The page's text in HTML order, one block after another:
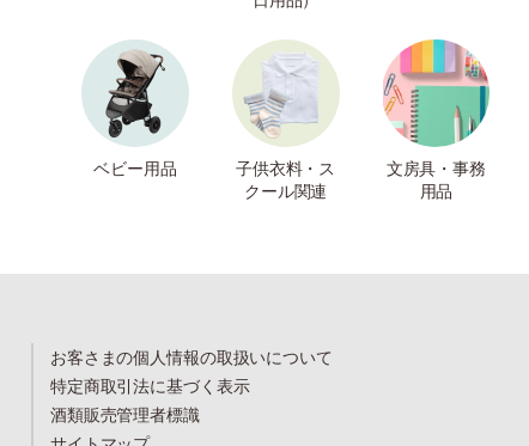
ベビー用品
子供衣料・ス
クール関連
文房具・事務
用品
お客さまの個人情報の取扱いについて
特定商取引法に基づく表示
酒類販売管理者標識